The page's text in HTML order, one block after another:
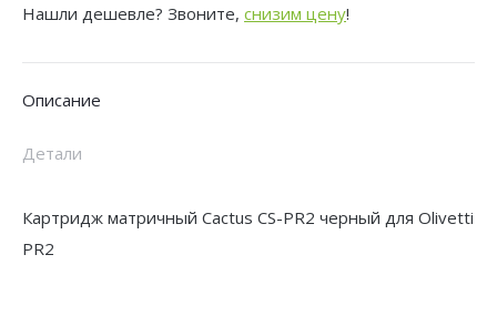
CS-
черный
Olivetti
Plus
Нашли дешевле? Звоните, снизим цену!
Описание
Детали
Картридж матричный Cactus CS-PR2 черный для Olivetti
PR2